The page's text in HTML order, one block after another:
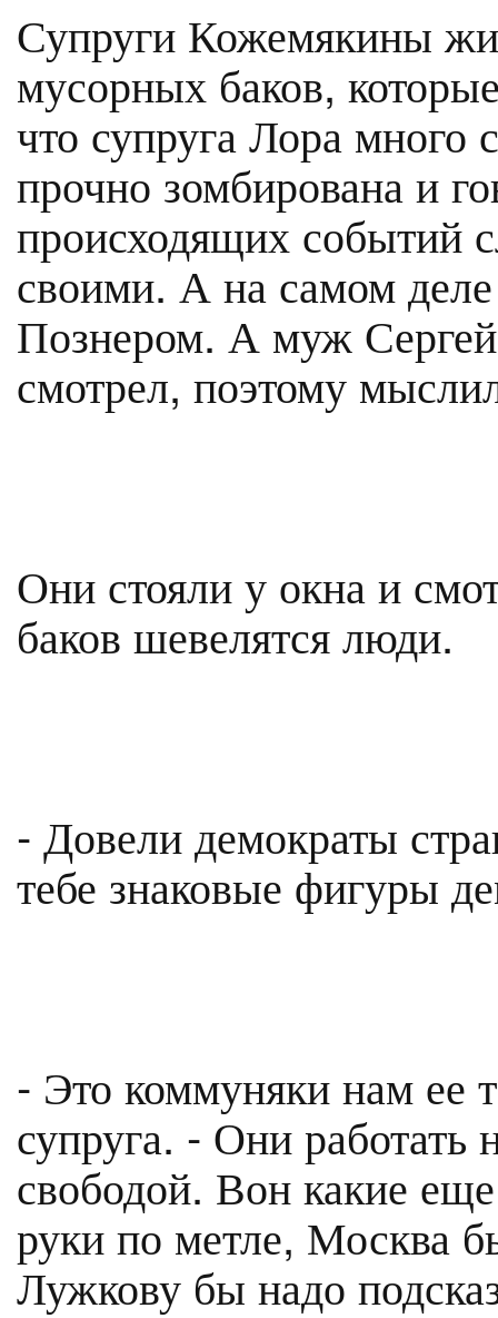
Супруги Кожемякины
мусорных баков,
что супруга Лора много
прочно зомбирована и
происходящих событий
своими. А на самом
Познером. А муж
смотрел, поэтому
Они стояли у окна и
баков шевелятся люди.
- Довели демократы
тебе знаковые фигуры
- Это коммуняки нам ее
супруга. - Они работать
свободой. Вон какие
руки по метле, Москва
Лужкову бы надо